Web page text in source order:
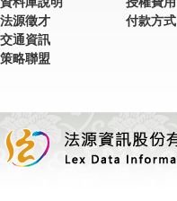
法源徵才
交通資訊
策略聯盟
付款方式